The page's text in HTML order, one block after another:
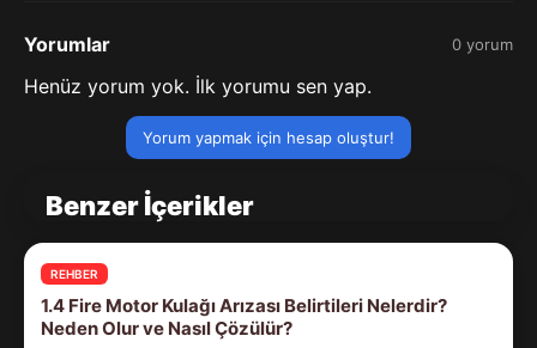
Yorumlar 0 yorum
Henüz yorum yok. İlk yorumu sen yap.
Yorum yapmak için hesap oluştur!
Benzer İçerikler
REHBER
1.4 Fire Motor Kulağı Arızası Belirtileri Nelerdir?
Neden Olur ve Nasıl Çözülür?